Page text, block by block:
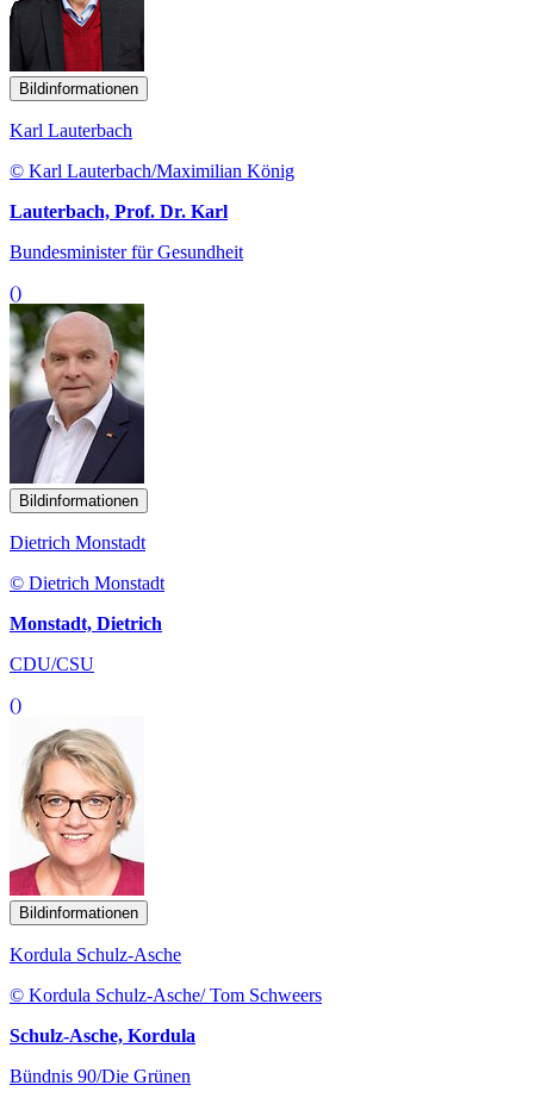
Bildinformationen
Karl Lauterbach
© Karl Lauterbach/Maximilian König
Lauterbach, Prof. Dr. Karl
Bundesminister für Gesundheit
()
Bildinformationen
Dietrich Monstadt
© Dietrich Monstadt
Monstadt, Dietrich
CDU/CSU
()
Bildinformationen
Kordula Schulz-Asche
© Kordula Schulz-Asche/ Tom Schweers
Schulz-Asche, Kordula
Bündnis 90/Die Grünen